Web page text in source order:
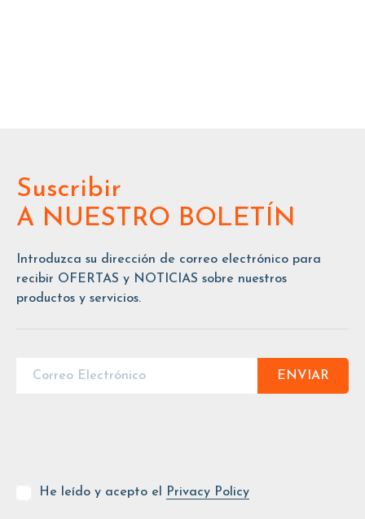
Suscribir
A NUESTRO BOLETÍN
Introduzca su dirección de correo electrónico para
recibir OFERTAS y NOTICIAS sobre nuestros
productos y servicios.
ENVIAR
He leído y acepto el Privacy Policy